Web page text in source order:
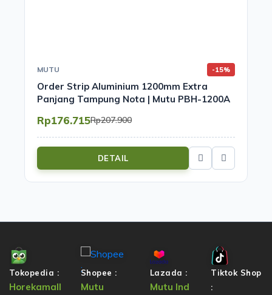
MUTU -15%
Order Strip Aluminium 1200mm Extra
Panjang Tampung Nota | Mutu PBH-1200A
Rp176.715Rp207.900
DETAIL
Tokopedia :
Horekamall
Shopee :
Mutu
Lazada :
Mutu Ind
Tiktok Shop
: